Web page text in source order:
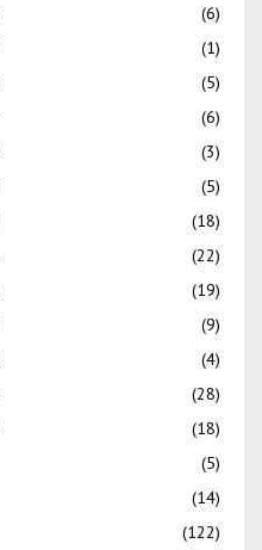
(6)
(1)
(5)
(6)
(3)
(5)
(18)
(22)
(19)
(9)
(4)
(28)
(18)
(5)
(14)
(122)